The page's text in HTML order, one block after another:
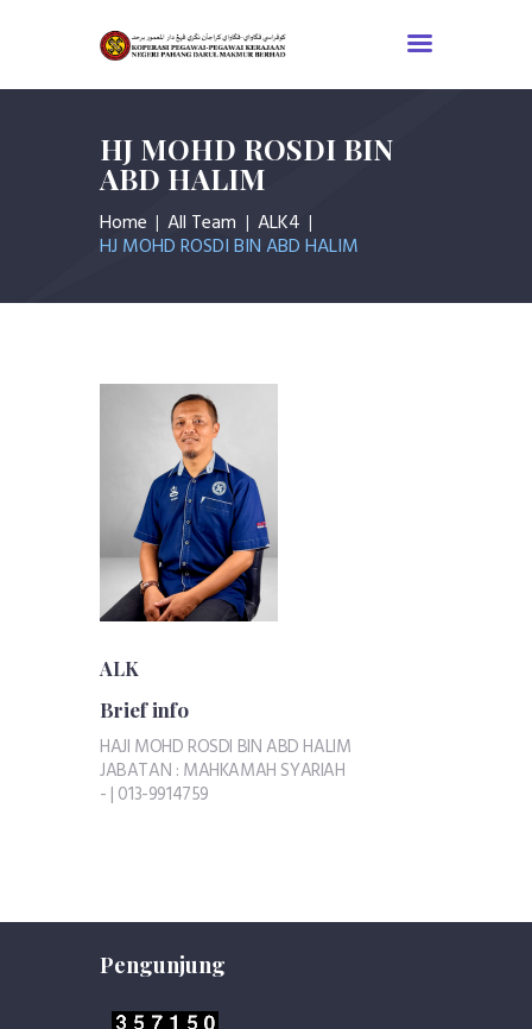
HJ MOHD ROSDI BIN
ABD HALIM
Home All Team ALK4
HJ MOHD ROSDI BIN ABD HALIM
MUKA UTAMA
KORPORAT
PERUNDANGAN
INFORMASI
HUBUNGI KAMI
ALK
Brief info
HAJI MOHD ROSDI BIN ABD HALIM
JABATAN : MAHKAMAH SYARIAH
- | 013-9914759
Pengunjung